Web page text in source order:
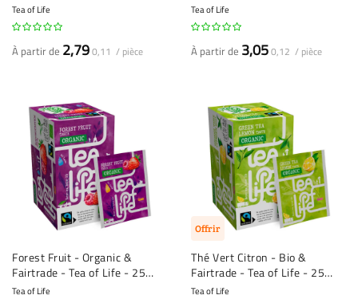
Tea of Life
À partir de 2,790,11 / pièce
Tea of Life
À partir de 3,050,12 / pièce
Forest Fruit - Organic &
Fairtrade - Tea of Life - 25
sachets de thé
Tea of Life
Offrir
Thé Vert Citron - Bio &
Fairtrade - Tea of Life - 25
sachets de thé
Tea of Life